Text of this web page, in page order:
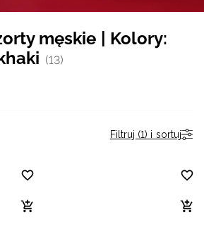
męskie | Kolory:
(13)
Filtruj (1) i sortuj
Niemiecki / EUR